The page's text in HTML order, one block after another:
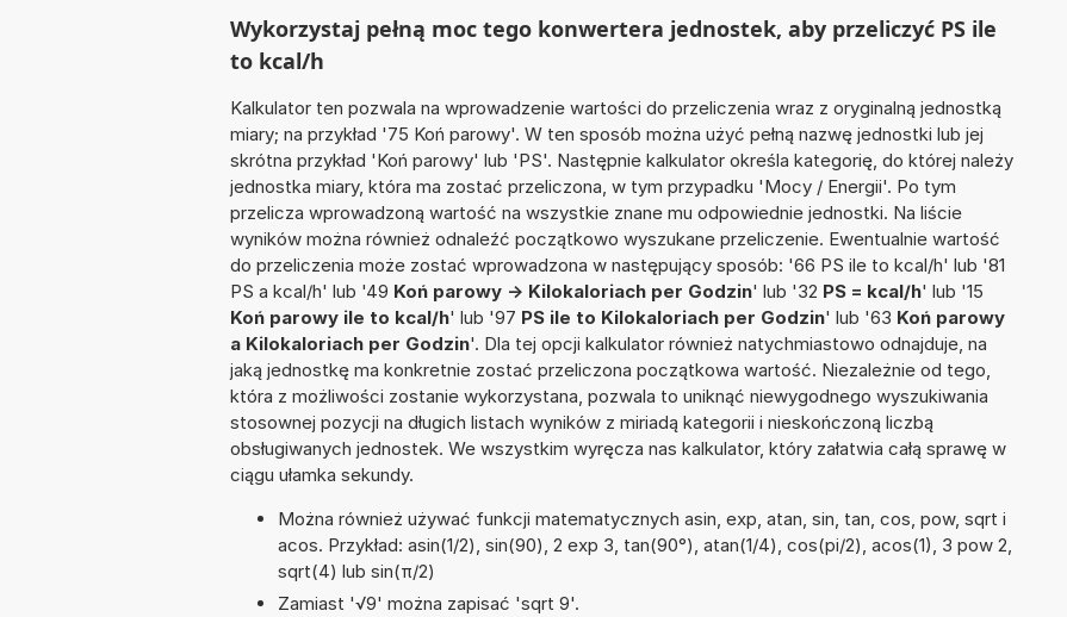
Wykorzystaj pełną moc tego konwertera jednostek, aby przeliczyć PS ile
to kcal/h
Kalkulator ten pozwala na wprowadzenie wartości do przeliczenia wraz z oryginalną jednostką
miary; na przykład '75 Koń parowy'. W ten sposób można użyć pełną nazwę jednostki lub jej
skrótna przykład 'Koń parowy' lub 'PS'. Następnie kalkulator określa kategorię, do której należy
jednostka miary, która ma zostać przeliczona, w tym przypadku 'Mocy / Energii'. Po tym
przelicza wprowadzoną wartość na wszystkie znane mu odpowiednie jednostki. Na liście
wyników można również odnaleźć początkowo wyszukane przeliczenie. Ewentualnie wartość
do przeliczenia może zostać wprowadzona w następujący sposób: '66 PS ile to kcal/h' lub '81
PS a kcal/h' lub '49 Koń parowy -> Kilokaloriach per Godzin' lub '32 PS = kcal/h' lub '15
Koń parowy ile to kcal/h' lub '97 PS ile to Kilokaloriach per Godzin' lub '63 Koń parowy
a Kilokaloriach per Godzin'. Dla tej opcji kalkulator również natychmiastowo odnajduje, na
jaką jednostkę ma konkretnie zostać przeliczona początkowa wartość. Niezależnie od tego,
która z możliwości zostanie wykorzystana, pozwala to uniknąć niewygodnego wyszukiwania
stosownej pozycji na długich listach wyników z miriadą kategorii i nieskończoną liczbą
obsługiwanych jednostek. We wszystkim wyręcza nas kalkulator, który załatwia całą sprawę w
ciągu ułamka sekundy.
Można również używać funkcji matematycznych asin, exp, atan, sin, tan, cos, pow, sqrt i
acos. Przykład: asin(1/2), sin(90), 2 exp 3, tan(90°), atan(1/4), cos(pi/2), acos(1), 3 pow 2,
sqrt(4) lub sin(π/2)
Zamiast '√9' można zapisać 'sqrt 9'.